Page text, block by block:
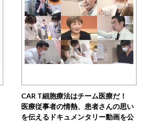
CAR T細胞療法はチーム医療だ！
医療従事者の情熱、患者さんの思い
を伝えるドキュメンタリー動画を公